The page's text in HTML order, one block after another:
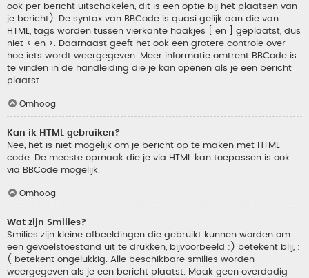
ook per bericht uitschakelen, dit is een optie bij het plaatsen van
je bericht). De syntax van BBCode is quasi gelijk aan die van
HTML, tags worden tussen vierkante haakjes [ en ] geplaatst, dus
niet < en >. Daarnaast geeft het ook een grotere controle over
hoe iets wordt weergegeven. Meer informatie omtrent BBCode is
te vinden in de handleiding die je kan openen als je een bericht
plaatst.
Omhoog
Kan ik HTML gebruiken?
Nee, het is niet mogelijk om je bericht op te maken met HTML
code. De meeste opmaak die je via HTML kan toepassen is ook
via BBCode mogelijk.
Omhoog
Wat zijn Smilies?
Smilies zijn kleine afbeeldingen die gebruikt kunnen worden om
een gevoelstoestand uit te drukken, bijvoorbeeld :) betekent blij, :
( betekent ongelukkig. Alle beschikbare smilies worden
weergegeven als je een bericht plaatst. Maak geen overdadig